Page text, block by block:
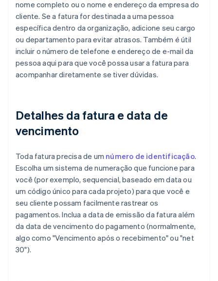
nome completo ou o nome e endereço da empresa do
cliente. Se a fatura for destinada a uma pessoa
específica dentro da organização, adicione seu cargo
ou departamento para evitar atrasos. Também é útil
incluir o número de telefone e endereço de e-mail da
pessoa aqui para que você possa usar a fatura para
acompanhar diretamente se tiver dúvidas.
Detalhes da fatura e data de
vencimento
Toda fatura precisa de um número de identificação.
Escolha um sistema de numeração que funcione para
você (por exemplo, sequencial, baseado em data ou
um código único para cada projeto) para que você e
seu cliente possam facilmente rastrear os
pagamentos. Inclua a data de emissão da fatura além
da data de vencimento do pagamento (normalmente,
algo como "Vencimento após o recebimento" ou "net
30").